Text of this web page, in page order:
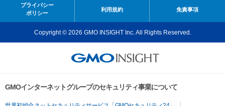
プライバシー
ポリシー
利用規約 免責事項
Copyright © 2026 GMO INSIGHT Inc. All Rights Reserved.
GMOインターネットグループのセキュリティ事業について